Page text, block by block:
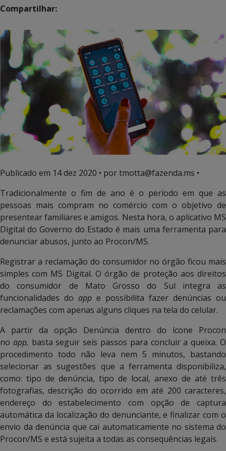
Compartilhar:
Publicado em 14 dez 2020 • por tmotta@fazenda.ms •
Tradicionalmente o fim de ano é o período em que as
pessoas mais compram no comércio com o objetivo de
presentear familiares e amigos. Nesta hora, o aplicativo MS
Digital do Governo do Estado é mais uma ferramenta para
denunciar abusos, junto ao Procon/MS.
Registrar a reclamação do consumidor no órgão ficou mais
simples com MS Digital. O órgão de proteção aos direitos
do consumidor de Mato Grosso do Sul integra as
funcionalidades do app e possibilita fazer denúncias ou
reclamações com apenas alguns cliques na tela do celular.
A partir da opção Denúncia dentro do ícone Procon
no app, basta seguir seis passos para concluir a queixa. O
procedimento todo não leva nem 5 minutos, bastando
selecionar as sugestões que a ferramenta disponibiliza,
como: tipo de denúncia, tipo de local, anexo de até três
fotografias, descrição do ocorrido em até 200 caracteres,
endereço do estabelecimento com opção de captura
automática da localização do denunciante, e finalizar com o
envio da denúncia que cai automaticamente no sistema do
Procon/MS e está sujeita a todas as consequências legais.